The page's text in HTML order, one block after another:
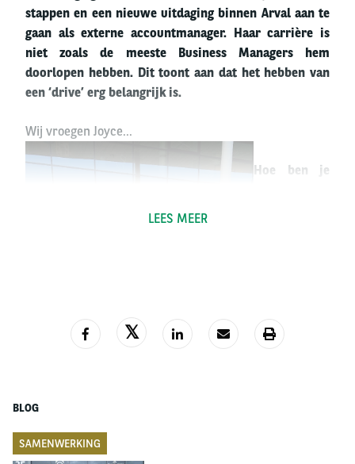
stappen en een nieuwe uitdaging binnen Arval aan te
gaan als externe accountmanager. Haar carrière is
niet zoals de meeste Business Managers hem
doorlopen hebben. Dit toont aan dat het hebben van
een ‘drive’ erg belangrijk is.
Wij vroegen Joyce…
Hoe ben je
dealer en had
dagelijks
leasemaatschappijen. Het leek mij altijd al leuk om bij
LEES MEER
BLOG
SAMENWERKING